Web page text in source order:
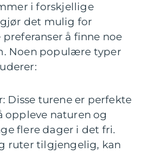
i forskjellige
det mulig for
å finne noe
Noen populære typer
Disse turene er perfekte
oppleve naturen og
flere dager i det fri.
ruter tilgjengelig, kan